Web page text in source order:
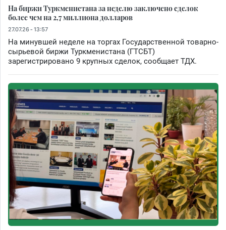
На биржи Туркменистана за неделю заключено сделок
более чем на 2,7 миллиона долларов
27.07.26 - 13:57
На минувшей неделе на торгах Государственной товарно-
сырьевой биржи Туркменистана (ГТСБТ)
зарегистрировано 9 крупных сделок, сообщает ТДХ.